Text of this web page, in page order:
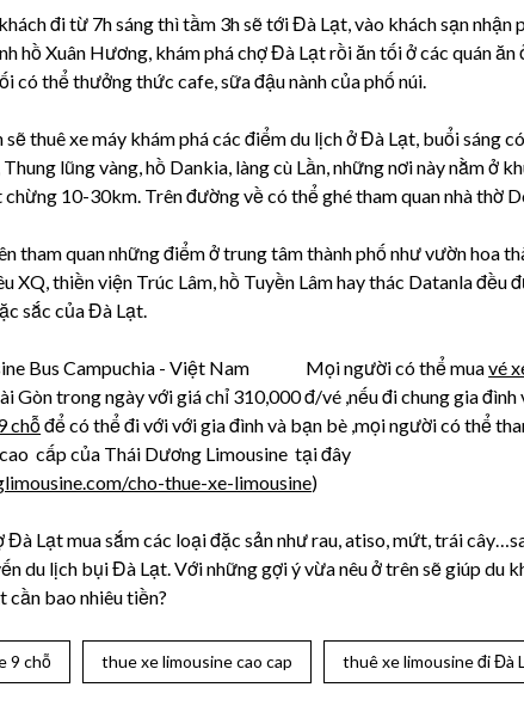
đi từ 7h sáng thì tầm 3h sẽ tới Đà Lạt, vào khách sạn nhận
hồ Xuân Hương, khám phá chợ Đà Lạt rồi ăn tối ở các quán ăn
có thể thưởng thức cafe, sữa đậu nành của phố núi.
thuê xe máy khám phá các điểm du lịch ở Đà Lạt, buổi sáng
lũng vàng, hồ Dankia, làng cù Lần, những nơi này nằm ở
10-30km. Trên đường về có thể ghé tham quan nhà thờ
tham quan những điểm ở trung tâm thành phố như vườn hoa
XQ, thiền viện Trúc Lâm, hồ Tuyền Lâm hay thác Datanla đều
sắc của Đà Lạt.
Mọi người có thể muavé
Gòn trong ngày với giá chỉ 310,000 đ/vé ,nếu đi chung gia
chỗđể có thể đi với với gia đình và bạn bè ,mọi người có thể
cấp của Thái Dương Limousine tại đây
cho-thue-xe-limousine)
Đà Lạt mua sắm các loại đặc sản như rau, atiso, mứt, trái
du lịch bụi Đà Lạt. Với những gợi ý vừa nêu ở trên sẽ giúp du
bao nhiêu tiền?
9 chỗ thue xe limousine cao cap thuê xe limousine đi Đà